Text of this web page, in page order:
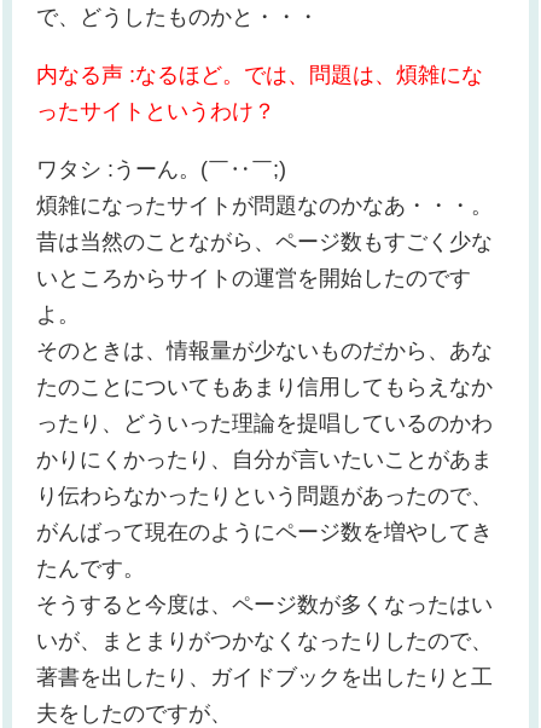
で、どうしたものかと・・・
内なる声 :なるほど。では、問題は、煩雑にな
ったサイトというわけ？
ワタシ :うーん。(￣‥￣;)
煩雑になったサイトが問題なのかなあ・・・。
昔は当然のことながら、ページ数もすごく少な
いところからサイトの運営を開始したのです
よ。
そのときは、情報量が少ないものだから、あな
たのことについてもあまり信用してもらえなか
ったり、どういった理論を提唱しているのかわ
かりにくかったり、自分が言いたいことがあま
り伝わらなかったりという問題があったので、
がんばって現在のようにページ数を増やしてき
たんです。
そうすると今度は、ページ数が多くなったはい
いが、まとまりがつかなくなったりしたので、
著書を出したり、ガイドブックを出したりと工
夫をしたのですが、